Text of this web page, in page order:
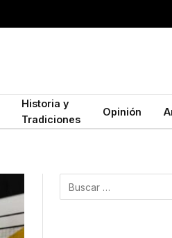
Historia y
Tradiciones
Opinión